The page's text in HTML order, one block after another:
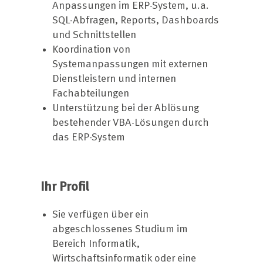
Anpassungen im ERP-System, u.a.
SQL-Abfragen, Reports, Dashboards
und Schnittstellen
Koordination von
Systemanpassungen mit externen
Dienstleistern und internen
Fachabteilungen
Unterstützung bei der Ablösung
bestehender VBA-Lösungen durch
das ERP-System
Ihr Profil
Sie verfügen über ein
abgeschlossenes Studium im
Bereich Informatik,
Wirtschaftsinformatik oder eine